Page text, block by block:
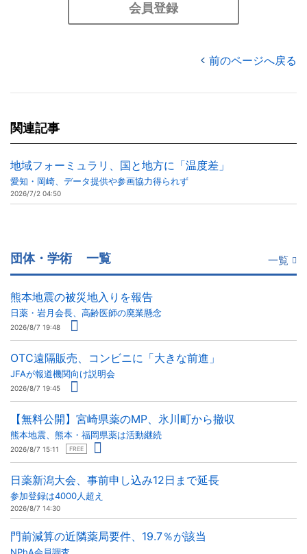
会員登録
前のページへ戻る
関連記事
地域フォーミュラリ、国と地方に「温度差」
愛知・岡崎、データ提供や参画協力得られず
2026/7/2 04:50
団体・学術 一覧 一覧
熊本地震の被災地入りを報告
日薬・岩月会長、高齢医師の廃業懸念
2026/8/7 19:48
OTC遠隔販売、コンビニに「大きな前進」
JFAが報道機関向け説明会
2026/8/7 19:45
【無料公開】宮崎県薬のMP、氷川町から撤収
熊本地震、熊本・福岡県薬は活動継続
2026/8/7 15:11 FREE
日薬新潟大会、事前申し込み12日まで延長
参加登録は4000人超え
2026/8/7 14:30
門前減算の近隣薬局要件、19.7％が該当